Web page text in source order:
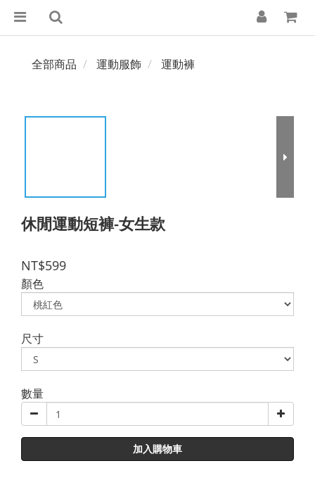
全部商品 運動服飾 運動褲
休閒運動短褲-女生款
NT$599
顏色
尺寸
數量
加入購物車